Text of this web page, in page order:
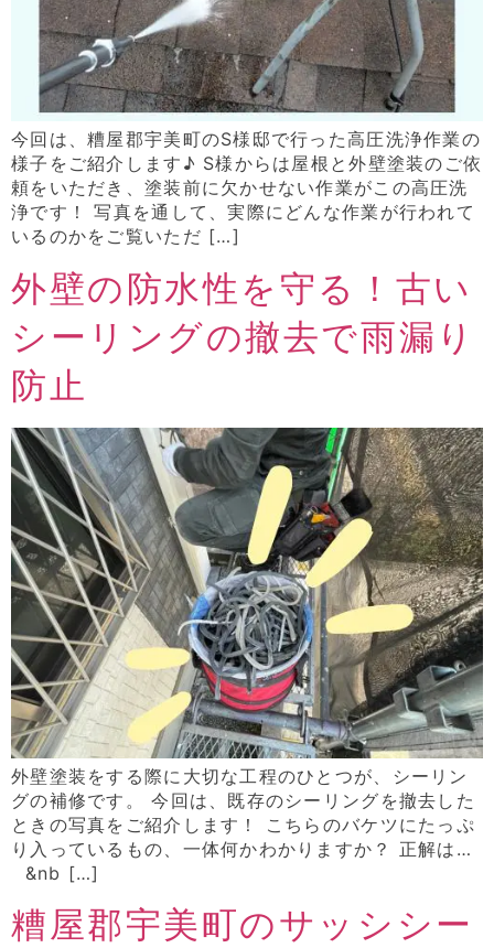
今回は、糟屋郡宇美町のS様邸で行った高圧洗浄作業の
様子をご紹介します♪ S様からは屋根と外壁塗装のご依
頼をいただき、塗装前に欠かせない作業がこの高圧洗
浄です！ 写真を通して、実際にどんな作業が行われて
いるのかをご覧いただ […]
外壁の防水性を守る！古い
シーリングの撤去で雨漏り
防止
外壁塗装をする際に大切な工程のひとつが、シーリン
グの補修です。 今回は、既存のシーリングを撤去した
ときの写真をご紹介します！ こちらのバケツにたっぷ
り入っているもの、一体何かわかりますか？ 正解は…
&nb […]
糟屋郡宇美町のサッシシー